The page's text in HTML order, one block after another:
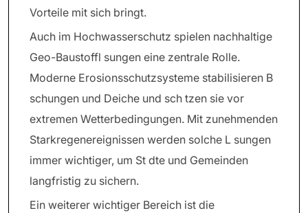
Vorteile mit sich bringt.
Auch im Hochwasserschutz spielen nachhaltige
Geo-Baustoffl sungen eine zentrale Rolle.
Moderne Erosionsschutzsysteme stabilisieren B
schungen und Deiche und sch tzen sie vor
extremen Wetterbedingungen. Mit zunehmenden
Starkregenereignissen werden solche L sungen
immer wichtiger, um St dte und Gemeinden
langfristig zu sichern.
Ein weiterer wichtiger Bereich ist die